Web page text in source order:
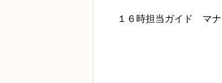
１６時担当ガイド マナ